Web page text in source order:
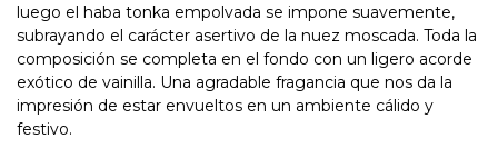
luego el haba tonka empolvada se impone suavemente,
subrayando el carácter asertivo de la nuez moscada. Toda la
composición se completa en el fondo con un ligero acorde
exótico de vainilla. Una agradable fragancia que nos da la
impresión de estar envueltos en un ambiente cálido y
festivo.